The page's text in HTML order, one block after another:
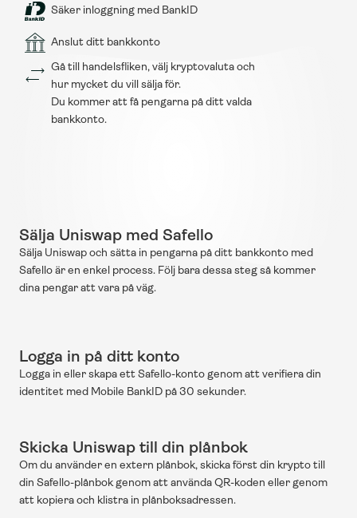
Säker inloggning med BankID
Anslut ditt bankkonto
Gå till handelsfliken, välj kryptovaluta och
hur mycket du vill sälja för.
Du kommer att få pengarna på ditt valda
bankkonto.
Sälja Uniswap med Safello
Sälja Uniswap och sätta in pengarna på ditt bankkonto med
Safello är en enkel process. Följ bara dessa steg så kommer
dina pengar att vara på väg.
Logga in på ditt konto
Logga in eller skapa ett Safello-konto genom att verifiera din
identitet med Mobile BankID på 30 sekunder.
Skicka Uniswap till din plånbok
Om du använder en extern plånbok, skicka först din krypto till
din Safello-plånbok genom att använda QR-koden eller genom
att kopiera och klistra in plånboksadressen.